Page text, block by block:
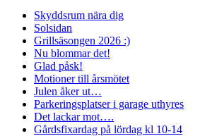
Skyddsrum nära dig
Solsidan
Grillsäsongen 2026 :)
Nu blommar det!
Glad påsk!
Motioner till årsmötet
Julen åker ut…
Parkeringsplatser i garage uthyres
Det lackar mot….
Gårdsfixardag på lördag kl 10-14